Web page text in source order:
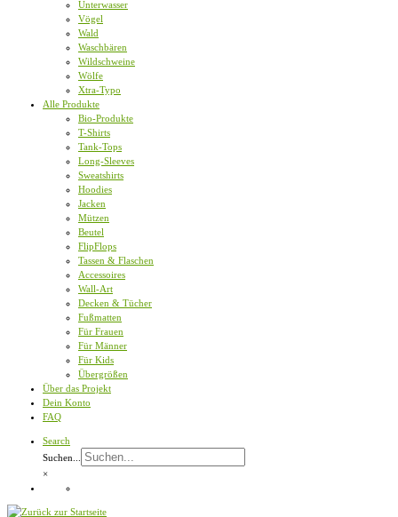
Unterwasser
Vögel
Wald
Waschbären
Wildschweine
Wölfe
Xtra-Typo
Alle Produkte
Bio-Produkte
T-Shirts
Tank-Tops
Long-Sleeves
Sweatshirts
Hoodies
Jacken
Mützen
Beutel
FlipFlops
Tassen & Flaschen
Accessoires
Wall-Art
Decken & Tücher
Fußmatten
Für Frauen
Für Männer
Für Kids
Übergrößen
Über das Projekt
Dein Konto
FAQ
Search
Suchen...
×